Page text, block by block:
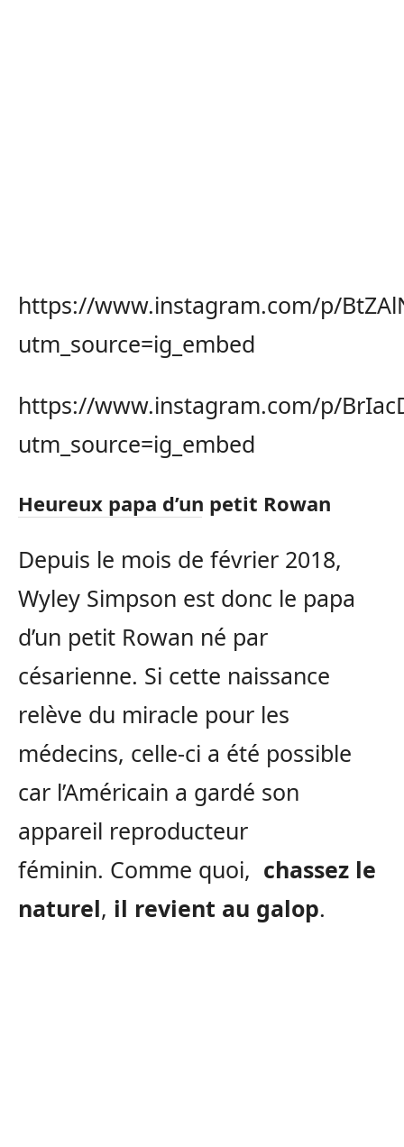
https://www.instagram.com/p/
utm_source=ig_embed
https://www.instagram.com/p/
utm_source=ig_embed
Heureux papa d’un petit Rowan
Depuis le mois de février 2018,
Wyley Simpson est donc le papa
d’un petit Rowan né par
césarienne. Si cette naissance
relève du miracle pour les
médecins, celle-ci a été possible
car l’Américain a gardé son
appareil reproducteur
féminin. Comme quoi, chassez le
naturel, il revient au galop.